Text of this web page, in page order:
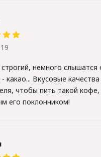
немного слышатся
какао... Вкусовые
чтобы пить такой
его поклонником!